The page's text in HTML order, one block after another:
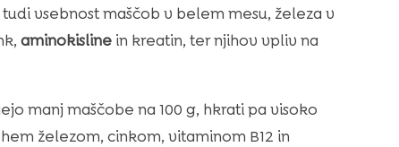
vsebnost maščob v belem mesu, železa v
aminokislinein kreatin, ter njihov vpliv na
manj maščobe na 100 g, hkrati pa visoko
železom, cinkom, vitaminom B12 in